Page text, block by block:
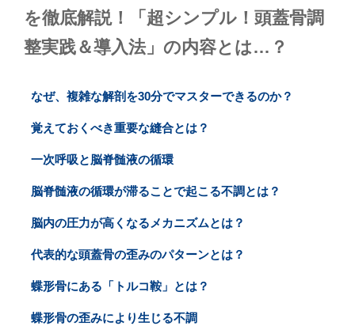
を徹底解説！「超シンプル！頭蓋骨調
整実践＆導入法」の内容とは…？
なぜ、複雑な解剖を30分でマスターできるのか？
覚えておくべき重要な縫合とは？
一次呼吸と脳脊髄液の循環
脳脊髄液の循環が滞ることで起こる不調とは？
脳内の圧力が高くなるメカニズムとは？
代表的な頭蓋骨の歪みのパターンとは？
蝶形骨にある「トルコ鞍」とは？
蝶形骨の歪みにより生じる不調